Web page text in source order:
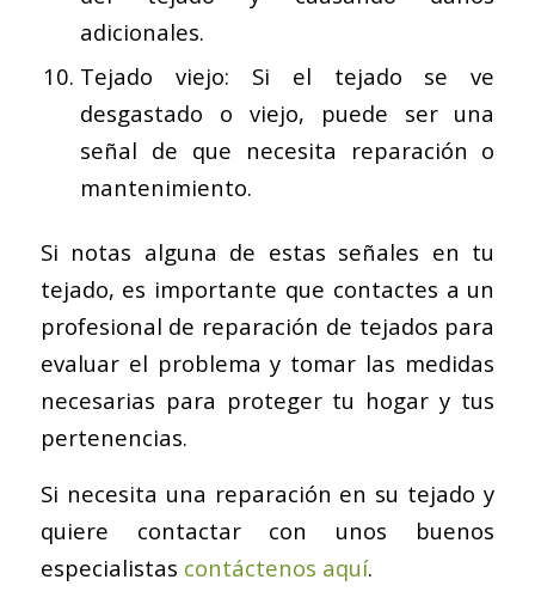
adicionales.
Tejado viejo: Si el tejado se ve
desgastado o viejo, puede ser una
señal de que necesita reparación o
mantenimiento.
Si notas alguna de estas señales en tu
tejado, es importante que contactes a un
profesional de reparación de tejados para
evaluar el problema y tomar las medidas
necesarias para proteger tu hogar y tus
pertenencias.
Si necesita una reparación en su tejado y
quiere contactar con unos buenos
especialistas contáctenos aquí.